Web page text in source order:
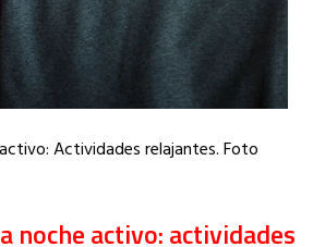
Actividades relajantes. Foto
noche activo: actividades